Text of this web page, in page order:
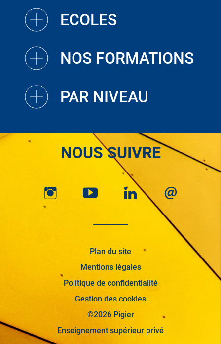
ECOLES
NOS FORMATIONS
PAR NIVEAU
NOUS SUIVRE
Plan du site
Mentions légales
Politique de confidentialité
Gestion des cookies
©2026 Pigier
Enseignement supérieur privé